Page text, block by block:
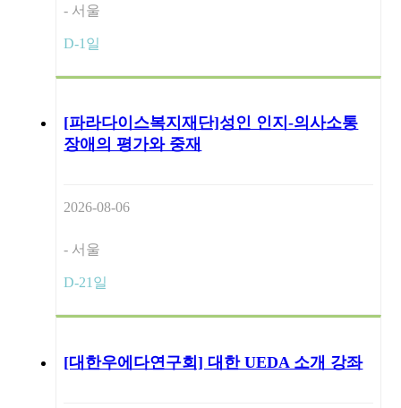
- 서울
D-1일
[파라다이스복지재단]성인 인지-의사소통
장애의 평가와 중재
2026-08-06
- 서울
D-21일
[대한우에다연구회] 대한 UEDA 소개 강좌